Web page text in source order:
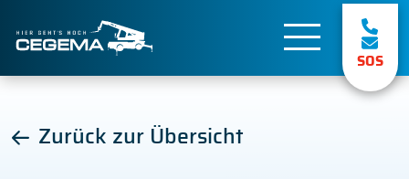
SOS
Zurück zur Übersicht